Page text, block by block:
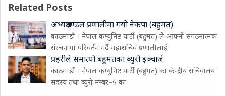
Related Posts
अध्यक्षमण्डल प्रणालीमा गयो नेकपा (बहुमत)
काठमाडौं । नेपाल कम्युनिष्ट पार्टी (बहुमत) ले आफ्नो संगठनात्मक
संरचनामा परिवर्तन गर्दै महासचिव प्रणालीलाई
प्रहरीले समात्यो बहुमतका ब्युरो इञ्चार्ज
काठमाडौं । नेपाल कम्युनिष्ट पार्टी (बहुमत) का केन्द्रीय सचिवालय
सदस्य तथा ब्युरो नम्बर–५ का